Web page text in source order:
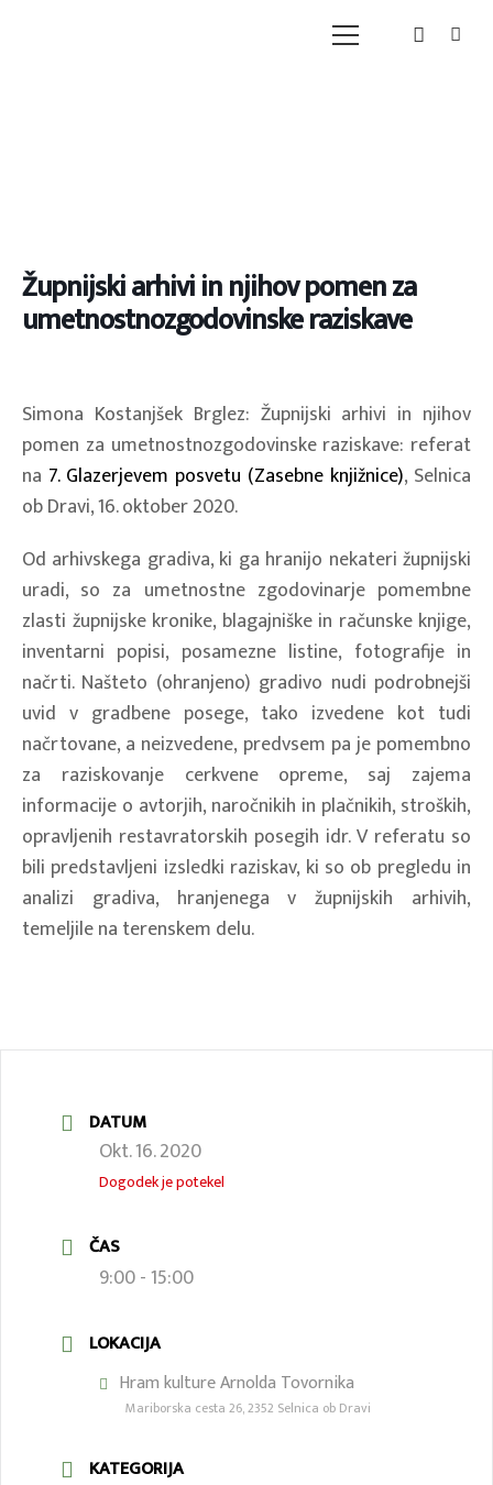
Župnijski arhivi in njihov pomen za
umetnostnozgodovinske raziskave
Simona Kostanjšek Brglez: Župnijski arhivi in njihov
pomen za umetnostnozgodovinske raziskave: referat
na 7. Glazerjevem posvetu (Zasebne knjižnice), Selnica
ob Dravi, 16. oktober 2020.
Od arhivskega gradiva, ki ga hranijo nekateri župnijski
uradi, so za umetnostne zgodovinarje pomembne
zlasti župnijske kronike, blagajniške in računske knjige,
inventarni popisi, posamezne listine, fotografije in
načrti. Našteto (ohranjeno) gradivo nudi podrobnejši
uvid v gradbene posege, tako izvedene kot tudi
načrtovane, a neizvedene, predvsem pa je pomembno
za raziskovanje cerkvene opreme, saj zajema
informacije o avtorjih, naročnikih in plačnikih, stroških,
opravljenih restavratorskih posegih idr. V referatu so
bili predstavljeni izsledki raziskav, ki so ob pregledu in
analizi gradiva, hranjenega v župnijskih arhivih,
temeljile na terenskem delu.
DATUM
Okt. 16. 2020
Dogodek je potekel
ČAS
9:00 - 15:00
LOKACIJA
Hram kulture Arnolda Tovornika
Mariborska cesta 26, 2352 Selnica ob Dravi
KATEGORIJA